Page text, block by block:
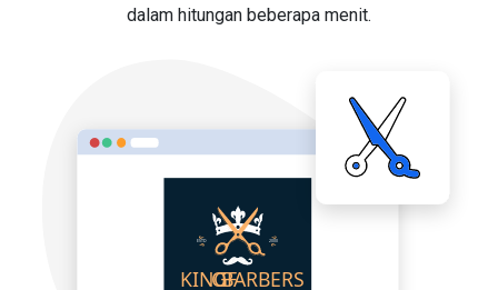
dalam hitungan beberapa menit.